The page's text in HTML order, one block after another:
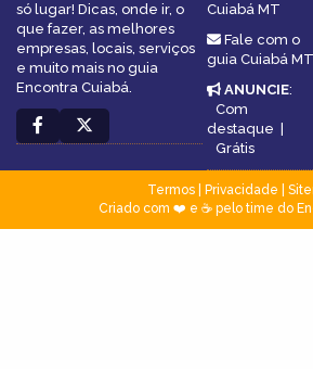
só lugar! Dicas, onde ir, o
que fazer, as melhores
empresas, locais, serviços
e muito mais no guia
Encontra Cuiabá.
Cuiabá MT
Fale com o
guia Cuiabá MT
ANUNCIE:
Com
destaque
Grátis
Termos| Privacidade
Criado com ❤️ e ☕ pelo time do